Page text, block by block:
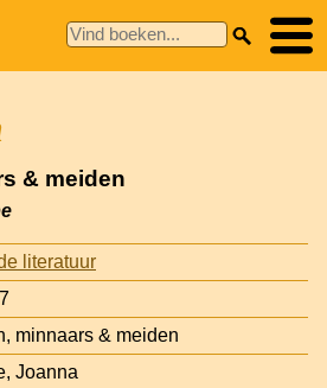
& meiden
literatuur
minnaars & meiden
Joanna